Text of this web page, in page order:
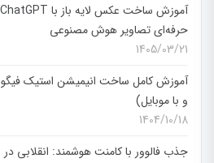
حرفه‌ای تصاویر هوش مصنوعی
1405/03/21
آموزش کامل ساخت انیمیشن استیک
و با موبایل)
1404/10/18
جذب فالوور با کامنت هوشمند: انقلابی در